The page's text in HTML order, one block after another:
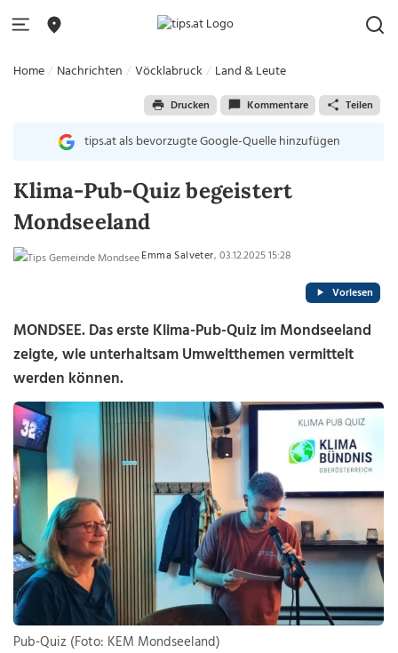
Home Nachrichten Vöcklabruck Land & Leute
Drucken Kommentare Teilen
tips.at als bevorzugte Google-Quelle hinzufügen
Klima-Pub-Quiz begeistert
Mondseeland
Emma Salveter, 03.12.2025 15:28
Vorlesen
MONDSEE. Das erste Klima-Pub-Quiz im Mondseeland
zeigte, wie unterhaltsam Umweltthemen vermittelt
werden können.
Pub-Quiz (Foto: KEM Mondseeland)